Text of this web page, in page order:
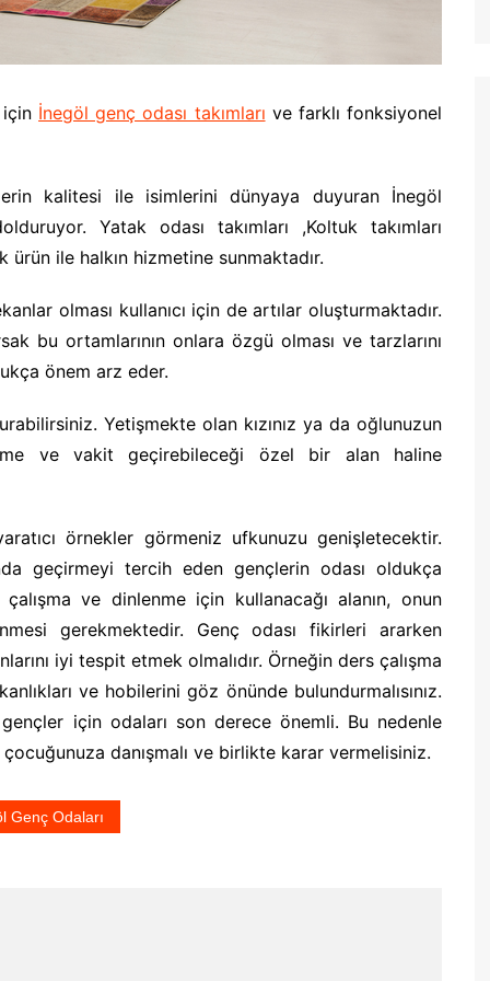
İnegöl genç odası takımları ve farklı fonksiyonel
kalitesi ile isimlerini dünyaya duyuran İnegöl
Yatak odası takımları ,Koltuk takımları
ile halkın hizmetine sunmaktadır.
olması kullanıcı için de artılar oluşturmaktadır.
bu ortamlarının onlara özgü olması ve tarzlarını
önem arz eder.
Yetişmekte olan kızınız ya da oğlunuzun
ve vakit geçirebileceği özel bir alan haline
örnekler görmeniz ufkunuzu genişletecektir.
geçirmeyi tercih eden gençlerin odası oldukça
ve dinlenme için kullanacağı alanın, onun
gerekmektedir. Genç odası fikirleri ararken
iyi tespit etmek olmalıdır. Örneğin ders çalışma
ve hobilerini göz önünde bulundurmalısınız.
için odaları son derece önemli. Bu nedenle
danışmalı ve birlikte karar vermelisiniz.
Genç Odaları